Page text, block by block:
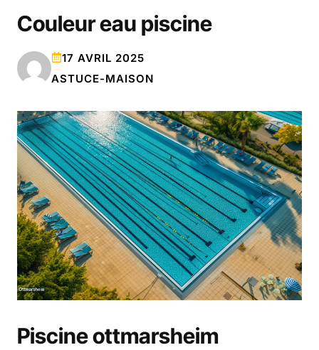
Couleur eau piscine
17 AVRIL 2025
ASTUCE-MAISON
Piscine ottmarsheim